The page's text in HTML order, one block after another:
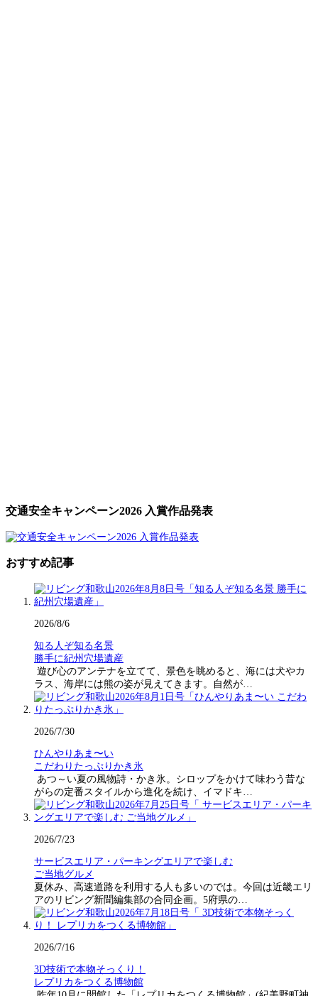
交通安全キャンペーン2026 入賞作品発表
おすすめ記事
2026/8/6
知る人ぞ知る名景
勝手に紀州穴場遺産
遊び心のアンテナを立てて、景色を眺めると、海には犬やカ
ラス、海岸には熊の姿が見えてきます。自然が…
2026/7/30
ひんやりあま〜い
こだわりたっぷりかき氷
あつ～い夏の風物詩・かき氷。シロップをかけて味わう昔な
がらの定番スタイルから進化を続け、イマドキ…
2026/7/23
サービスエリア・パーキングエリアで楽しむ
ご当地グルメ
夏休み、高速道路を利用する人も多いのでは。今回は近畿エリ
アのリビング新聞編集部の合同企画。5府県の…
2026/7/16
3D技術で本物そっくり！
レプリカをつくる博物館